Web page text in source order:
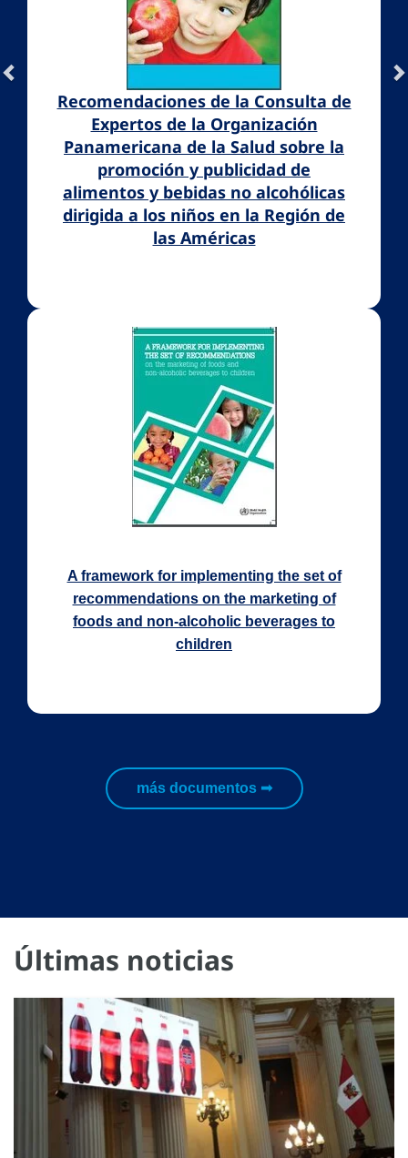
Recomendaciones de la Consulta de
Expertos de la Organización
Panamericana de la Salud sobre la
promoción y publicidad de
alimentos y bebidas no alcohólicas
dirigida a los niños en la Región de
las Américas
A framework for implementing the set of
recommendations on the marketing of
foods and non-alcoholic beverages to
children
más documentos ➟
Últimas noticias